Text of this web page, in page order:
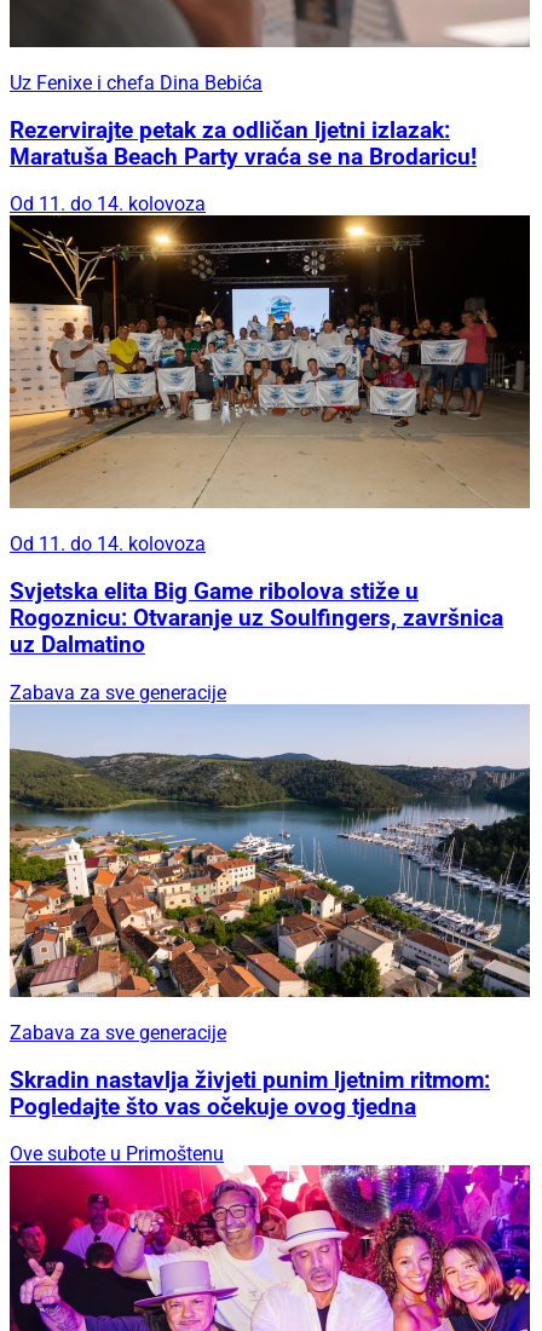
Uz Fenixe i chefa Dina Bebića
Rezervirajte petak za odličan ljetni izlazak:
Maratuša Beach Party vraća se na Brodaricu!
Od 11. do 14. kolovoza
Od 11. do 14. kolovoza
Svjetska elita Big Game ribolova stiže u
Rogoznicu: Otvaranje uz Soulfingers, završnica
uz Dalmatino
Zabava za sve generacije
Zabava za sve generacije
Skradin nastavlja živjeti punim ljetnim ritmom:
Pogledajte što vas očekuje ovog tjedna
Ove subote u Primoštenu